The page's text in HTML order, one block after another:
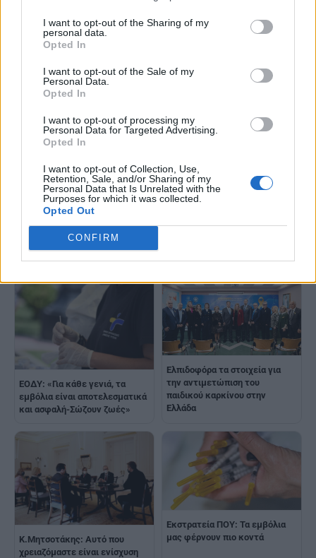
I want to opt-out of the Sharing of my
personal data.
Opted In
I want to opt-out of the Sale of my
Personal Data.
Opted In
I want to opt-out of processing my
Personal Data for Targeted Advertising.
Opted In
I want to opt-out of Collection, Use,
Retention, Sale, and/or Sharing of my
Personal Data that Is Unrelated with the
Purposes for which it was collected.
Opted Out
CONFIRM
Διαβάστε επίσης
Ε.Αγαπηδάκη: Η πρόληψη στο
επίκεντρο της Δημόσιας
Υγείας - Η στρατηγική για το
πρόγραμμα «Προλαμβάνω»,
παιδική παχυσαρκία και
ανισότητες
και ο εμβολιασμός -
ΕΟΔΥ: «Για κάθε γενιά, τα
εμβόλια είναι αποτελεσματικά
και ασφαλή-Σώζουν ζωές»
Ελπιδοφόρα τα στοιχεία για
την αντιμετώπιση του
παιδικού καρκίνου στην
Ελλάδα
Κ.Μητσοτάκης: Αυτό που
χρειαζόμαστε είναι ενίσχυση
Εκστρατεία ΠΟΥ: Τα εμβόλια
μας φέρνουν πιο κοντά